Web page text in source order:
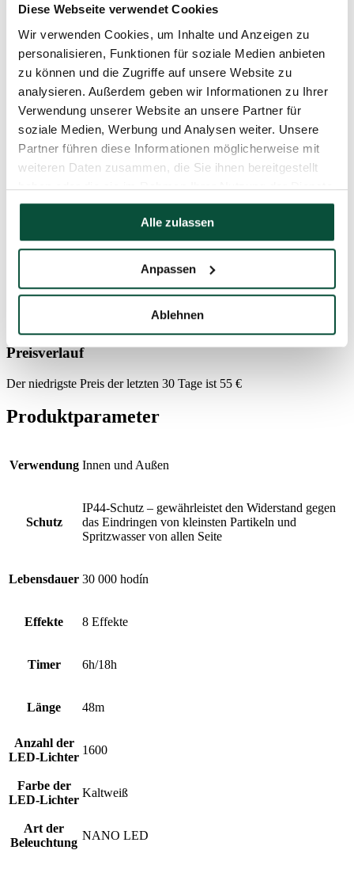
Diese Webseite verwendet Cookies
Wir verwenden Cookies, um Inhalte und Anzeigen zu
personalisieren, Funktionen für soziale Medien anbieten
zu können und die Zugriffe auf unsere Website zu
analysieren. Außerdem geben wir Informationen zu Ihrer
Verwendung unserer Website an unsere Partner für
soziale Medien, Werbung und Analysen weiter. Unsere
Partner führen diese Informationen möglicherweise mit
weiteren Daten zusammen, die Sie ihnen bereitgestellt
haben oder die sie im Rahmen Ihrer Nutzung der Dienste
gesammelt haben.
Alle zulassen
Anpassen
Ablehnen
Lebensdauer 30 000 hodín
Effekte 8 Effekte
Timer 6h/18h
Länge 48m
Anzahl der
NANO LED
Preisverlauf
Der niedrigste Preis der letzten 30 Tage ist 55 €
Produktparameter
Verwendung Innen und Außen
Schutz
IP44-Schutz – gewährleistet den Widerstand gegen
das Eindringen von kleinsten Partikeln und
Spritzwasser von allen Seite
Lebensdauer 30 000 hodín
Effekte 8 Effekte
Timer 6h/18h
Länge 48m
Anzahl der
LED-Lichter
1600
Farbe der
LED-Lichter
Kaltweiß
Art der
Beleuchtung
NANO LED